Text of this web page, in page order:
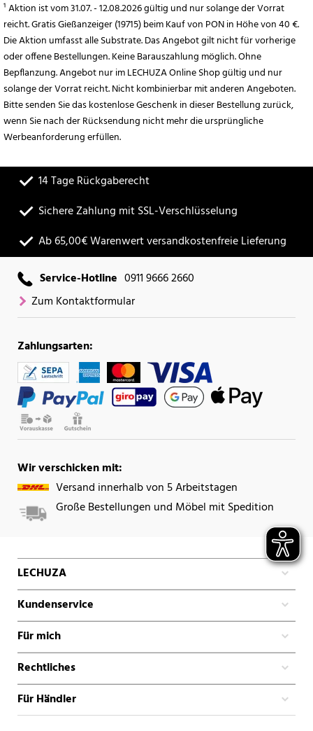
¹ Aktion ist vom 31.07. - 12.08.2026 gültig und nur solange der Vorrat
reicht. Gratis Gießanzeiger (19715) beim Kauf von PON in Höhe von 40 €.
Die Aktion umfasst alle Substrate. Das Angebot gilt nicht für vorherige
oder offene Bestellungen. Keine Barauszahlung möglich. Ohne
Bepflanzung. Angebot nur im LECHUZA Online Shop gültig und nur
solange der Vorrat reicht. Nicht kombinierbar mit anderen Angeboten.
Bitte senden Sie das kostenlose Geschenk in dieser Bestellung zurück,
wenn Sie nach der Rücksendung nicht mehr die ursprüngliche
Werbeanforderung erfüllen.
14 Tage Rückgaberecht
Sichere Zahlung mit SSL-Verschlüsselung
Ab 65,00€ Warenwert versandkostenfreie Lieferung
Service-Hotline 0911 9666 2660
Zum Kontaktformular
Zahlungsarten:
Wir verschicken mit:
Versand innerhalb von 5 Arbeitstagen
Große Bestellungen und Möbel mit Spedition
LECHUZA
Kundenservice
Für mich
Rechtliches
Für Händler